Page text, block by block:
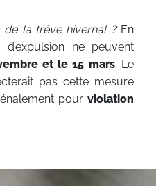
la trêve hivernal ?En
ne peuvent
et le 15 mars. Le
pas cette mesure
pour violation